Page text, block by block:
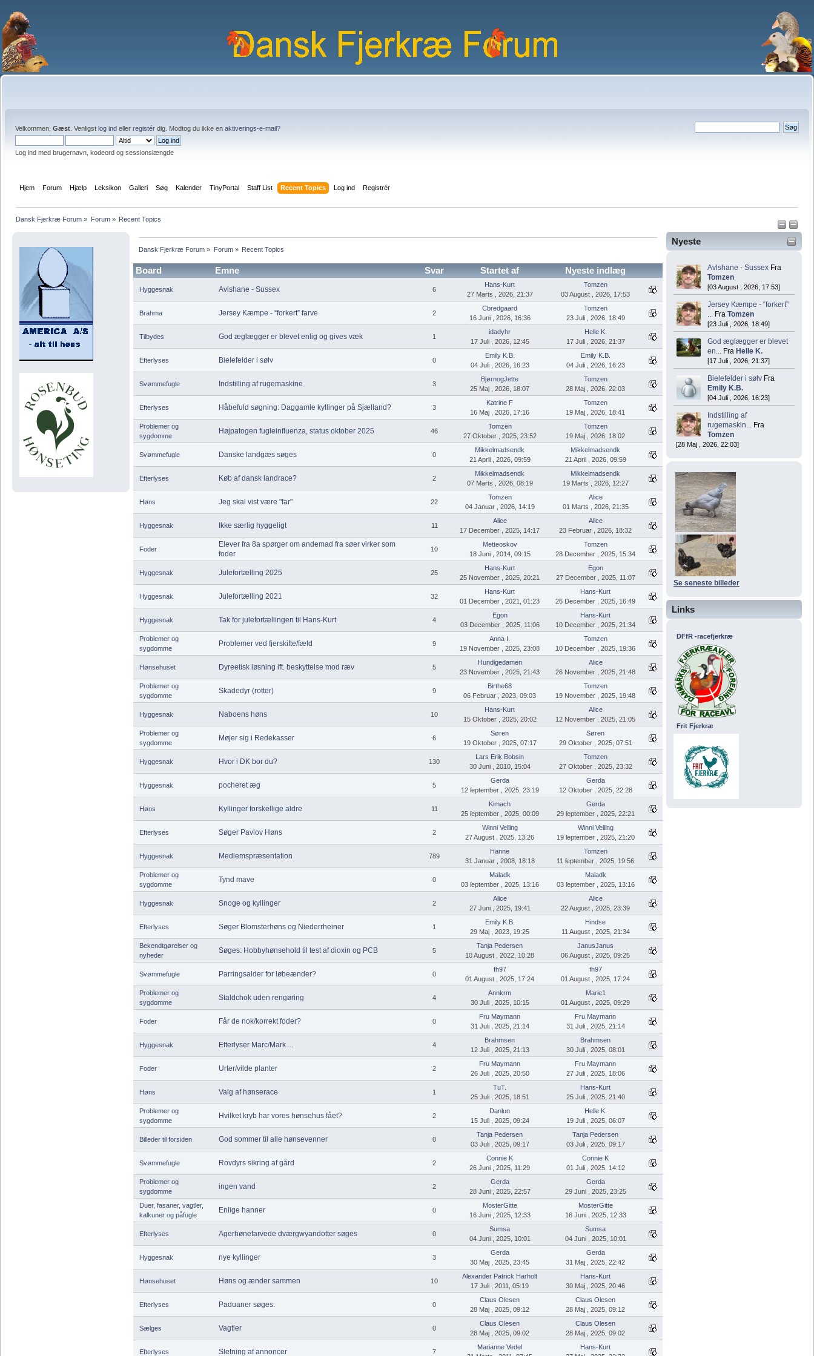
Velkommen, Gæst . Venligst log ind eller registér dig. Modtog du ikke en aktiverings-e-mail?
Log ind med brugernavn, kodeord og sessionslængde
Hjem Forum Hjælp Leksikon Galleri Søg Kalender TinyPortal Staff List Recent Topics Log ind Registrér
Dansk Fjerkræ Forum » Forum» Recent Topics
Nyeste
Avlshane - Sussex Fra
Tomzen
[03 August , 2026, 17:53]
Jersey Kæmpe - “forkert”
... Fra Tomzen
[23 Juli , 2026, 18:49]
God æglægger er blevet
en... Fra Helle K.
[17 Juli , 2026, 21:37]
Bielefelder i sølv Fra
Emily K.B.
[04 Juli , 2026, 16:23]
Indstilling af
rugemaskin... Fra
Tomzen
[28 Maj , 2026, 22:03]
Se seneste billeder
Links
DFfR -racefjerkræ
Frit Fjerkræ
Dansk Fjerkræ Forum » Forum» Recent Topics
Board Emne Svar Startet af Nyeste indlæg
Hyggesnak Avlshane - Sussex 6
Hans-Kurt
27 Marts , 2026, 21:37
Tomzen
03 August , 2026, 17:53
Brahma Jersey Kæmpe - “forkert” farve 2
Cbredgaard
16 Juni , 2026, 16:36
Tomzen
23 Juli , 2026, 18:49
Tilbydes God æglægger er blevet enlig og gives væk 1
idadyhr
17 Juli , 2026, 12:45
Helle K.
17 Juli , 2026, 21:37
Efterlyses Bielefelder i sølv 0
Emily K.B.
04 Juli , 2026, 16:23
Emily K.B.
04 Juli , 2026, 16:23
Svømmefugle Indstilling af rugemaskine 3
BjørnogJette
25 Maj , 2026, 18:07
Tomzen
28 Maj , 2026, 22:03
Efterlyses Håbefuld søgning: Daggamle kyllinger på Sjælland? 3
Katrine F
16 Maj , 2026, 17:16
Tomzen
19 Maj , 2026, 18:41
Problemer og
sygdomme
Højpatogen fugleinfluenza, status oktober 2025 46
Tomzen
27 Oktober , 2025, 23:52
Tomzen
19 Maj , 2026, 18:02
Svømmefugle Danske landgæs søges 0
Mikkelmadsendk
21 April , 2026, 09:59
Mikkelmadsendk
21 April , 2026, 09:59
Efterlyses Køb af dansk landrace? 2
Mikkelmadsendk
07 Marts , 2026, 08:19
Mikkelmadsendk
19 Marts , 2026, 12:27
Høns Jeg skal vist være "far" 22
Tomzen
04 Januar , 2026, 14:19
Alice
01 Marts , 2026, 21:35
Hyggesnak Ikke særlig hyggeligt 11
Alice
17 December , 2025, 14:17
Alice
23 Februar , 2026, 18:32
Foder
Elever fra 8a spørger om andemad fra søer virker som
foder
10
Metteoskov
18 Juni , 2014, 09:15
Tomzen
28 December , 2025, 15:34
Hyggesnak Julefortælling 2025 25
Hans-Kurt
25 November , 2025, 20:21
Egon
27 December , 2025, 11:07
Hyggesnak Julefortælling 2021 32
Hans-Kurt
01 December , 2021, 01:23
Hans-Kurt
26 December , 2025, 16:49
Hyggesnak Tak for julefortællingen til Hans-Kurt 4
Egon
03 December , 2025, 11:06
Hans-Kurt
10 December , 2025, 21:34
Problemer og
sygdomme
Problemer ved fjerskifte/fæld 9
Anna I.
19 November , 2025, 23:08
Tomzen
10 December , 2025, 19:36
Hønsehuset Dyreetisk løsning ift. beskyttelse mod ræv 5
Hundigedamen
23 November , 2025, 21:43
Alice
26 November , 2025, 21:48
Problemer og
sygdomme
Skadedyr (rotter) 9
Birthe68
06 Februar , 2023, 09:03
Tomzen
19 November , 2025, 19:48
Hyggesnak Naboens høns 10
Hans-Kurt
15 Oktober , 2025, 20:02
Alice
12 November , 2025, 21:05
Problemer og
sygdomme
Møjer sig i Redekasser 6
Søren
19 Oktober , 2025, 07:17
Søren
29 Oktober , 2025, 07:51
Hyggesnak Hvor i DK bor du? 130
Lars Erik Bobsin
30 Juni , 2010, 15:04
Tomzen
27 Oktober , 2025, 23:32
Hyggesnak pocheret æg 5
Gerda
12 ſeptember , 2025, 23:19
Gerda
12 Oktober , 2025, 22:28
Høns Kyllinger forskellige aldre 11
Kimach
25 ſeptember , 2025, 00:09
Gerda
29 ſeptember , 2025, 22:21
Efterlyses Søger Pavlov Høns 2
Winni Velling
27 August , 2025, 13:26
Winni Velling
19 ſeptember , 2025, 21:20
Hyggesnak Medlemspræsentation 789
Hanne
31 Januar , 2008, 18:18
Tomzen
11 ſeptember , 2025, 19:56
Problemer og
sygdomme
Tynd mave 0
Maladk
03 ſeptember , 2025, 13:16
Maladk
03 ſeptember , 2025, 13:16
Hyggesnak Snoge og kyllinger 2
Alice
27 Juni , 2025, 19:41
Alice
22 August , 2025, 23:39
Efterlyses Søger Blomsterhøns og Niederrheiner 1
Emily K.B.
29 Maj , 2023, 19:25
Hindse
11 August , 2025, 21:34
Bekendtgørelser og
nyheder
Søges: Hobbyhønsehold til test af dioxin og PCB 5
Tanja Pedersen
10 August , 2022, 10:28
JanusJanus
06 August , 2025, 09:25
Svømmefugle Parringsalder for løbeænder? 0
fh97
01 August , 2025, 17:24
fh97
01 August , 2025, 17:24
Problemer og
sygdomme
Staldchok uden rengøring 4
Annkrm
30 Juli , 2025, 10:15
Marie1
01 August , 2025, 09:29
Foder Får de nok/korrekt foder? 0
Fru Maymann
31 Juli , 2025, 21:14
Fru Maymann
31 Juli , 2025, 21:14
Hyggesnak Efterlyser Marc/Mark.... 4
Brahmsen
12 Juli , 2025, 21:13
Brahmsen
30 Juli , 2025, 08:01
Foder Urter/vilde planter 2
Fru Maymann
26 Juli , 2025, 20:50
Fru Maymann
27 Juli , 2025, 18:06
Høns Valg af hønserace 1
TuT.
25 Juli , 2025, 18:51
Hans-Kurt
25 Juli , 2025, 21:40
Problemer og
sygdomme
Hvilket kryb har vores hønsehus fået? 2
Danlun
15 Juli , 2025, 09:24
Helle K.
19 Juli , 2025, 06:07
Billeder til forsiden God sommer til alle hønsevenner 0
Tanja Pedersen
03 Juli , 2025, 09:17
Tanja Pedersen
03 Juli , 2025, 09:17
Svømmefugle Rovdyrs sikring af gård 2
Connie K
26 Juni , 2025, 11:29
Connie K
01 Juli , 2025, 14:12
Problemer og
sygdomme
ingen vand 2
Gerda
28 Juni , 2025, 22:57
Gerda
29 Juni , 2025, 23:25
Duer, fasaner, vagtler,
kalkuner og påfugle
Enlige hanner 0
MosterGitte
16 Juni , 2025, 12:33
MosterGitte
16 Juni , 2025, 12:33
Efterlyses Agerhønefarvede dværgwyandotter søges 0
Sumsa
04 Juni , 2025, 10:01
Sumsa
04 Juni , 2025, 10:01
Hyggesnak nye kyllinger 3
Gerda
30 Maj , 2025, 23:45
Gerda
31 Maj , 2025, 22:42
Hønsehuset Høns og ænder sammen 10
Alexander Patrick Harholt
17 Juli , 2011, 05:19
Hans-Kurt
30 Maj , 2025, 20:46
Efterlyses Paduaner søges. 0
Claus Olesen
28 Maj , 2025, 09:12
Claus Olesen
28 Maj , 2025, 09:12
Sælges Vagtler 0
Claus Olesen
28 Maj , 2025, 09:02
Claus Olesen
28 Maj , 2025, 09:02
Efterlyses Sletning af annoncer 7
Marianne Vedel
Hans-Kurt